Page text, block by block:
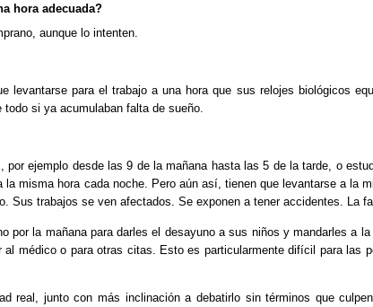
hora adecuada?
aunque lo intenten.
levantarse para el trabajo a una hora que sus relojes biológicos
si ya acumulaban falta de sueño.
por ejemplo desde las 9 de la mañana hasta las 5 de la tarde, o
misma hora cada noche. Pero aún así, tienen que levantarse a la
Sus trabajos se ven afectados. Se exponen a tener accidentes. La
por la mañana para darles el desayuno a sus niños y mandarles
médico o para otras citas. Esto es particularmente difícil para las
real, junto con más inclinación a debatirlo sin términos que